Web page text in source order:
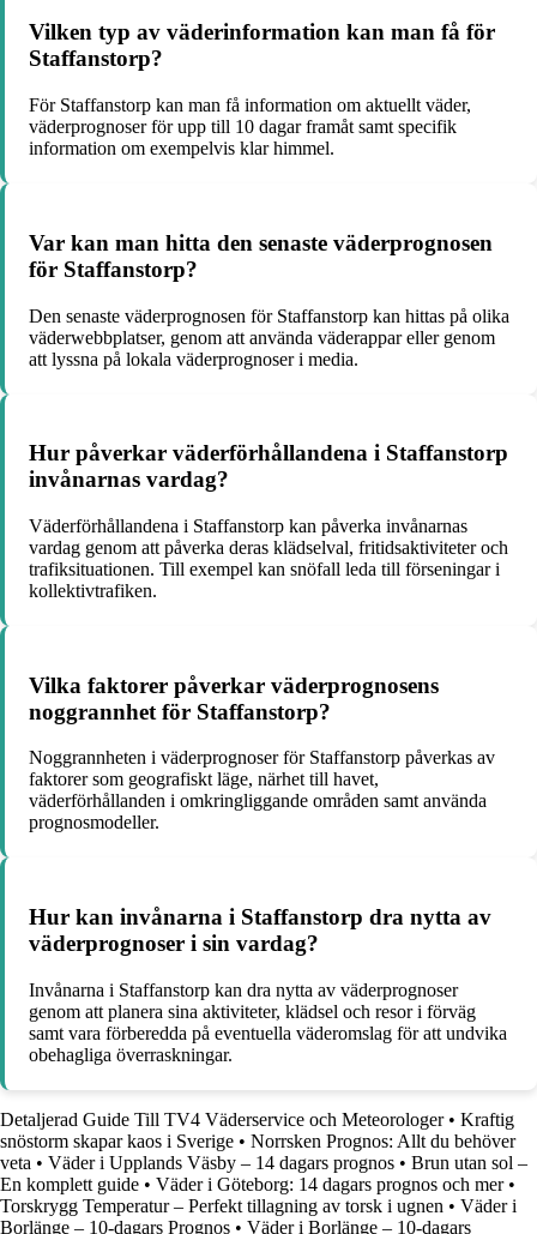
Vilken typ av väderinformation kan man få för
Staffanstorp?
För Staffanstorp kan man få information om aktuellt väder,
väderprognoser för upp till 10 dagar framåt samt specifik
information om exempelvis klar himmel.
Var kan man hitta den senaste väderprognosen
för Staffanstorp?
Den senaste väderprognosen för Staffanstorp kan hittas på olika
väderwebbplatser, genom att använda väderappar eller genom
att lyssna på lokala väderprognoser i media.
Hur påverkar väderförhållandena i Staffanstorp
invånarnas vardag?
Väderförhållandena i Staffanstorp kan påverka invånarnas
vardag genom att påverka deras klädselval, fritidsaktiviteter och
trafiksituationen. Till exempel kan snöfall leda till förseningar i
kollektivtrafiken.
Vilka faktorer påverkar väderprognosens
noggrannhet för Staffanstorp?
Noggrannheten i väderprognoser för Staffanstorp påverkas av
faktorer som geografiskt läge, närhet till havet,
väderförhållanden i omkringliggande områden samt använda
prognosmodeller.
Hur kan invånarna i Staffanstorp dra nytta av
väderprognoser i sin vardag?
Invånarna i Staffanstorp kan dra nytta av väderprognoser
genom att planera sina aktiviteter, klädsel och resor i förväg
samt vara förberedda på eventuella väderomslag för att undvika
obehagliga överraskningar.
Detaljerad Guide Till TV4 Väderservice och Meteorologer• Kraftig
snöstorm skapar kaos i Sverige • Norrsken Prognos: Allt du behöver
veta • Väder i Upplands Väsby – 14 dagars prognos • Brun utan sol –
En komplett guide • Väder i Göteborg: 14 dagars prognos och mer•
Torskrygg Temperatur – Perfekt tillagning av torsk i ugnen • Väder i
Borlänge – 10-dagars Prognos • Väder i Borlänge – 10-dagars